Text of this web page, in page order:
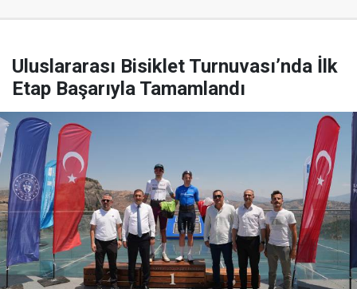
Uluslararası Bisiklet Turnuvası’nda İlk
Etap Başarıyla Tamamlandı